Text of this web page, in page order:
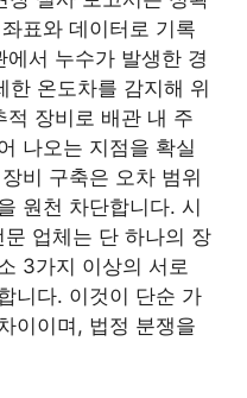
표와 데이터로 기록
서 누수가 발생한 경
한 온도차를 감지해 위
장비로 배관 내 주
나오는 지점을 확실
비 구축은 오차 범위
원천 차단합니다. 시
업체는 단 하나의 장
3가지 이상의 서로
니다. 이것이 단순 가
이이며, 법정 분쟁을